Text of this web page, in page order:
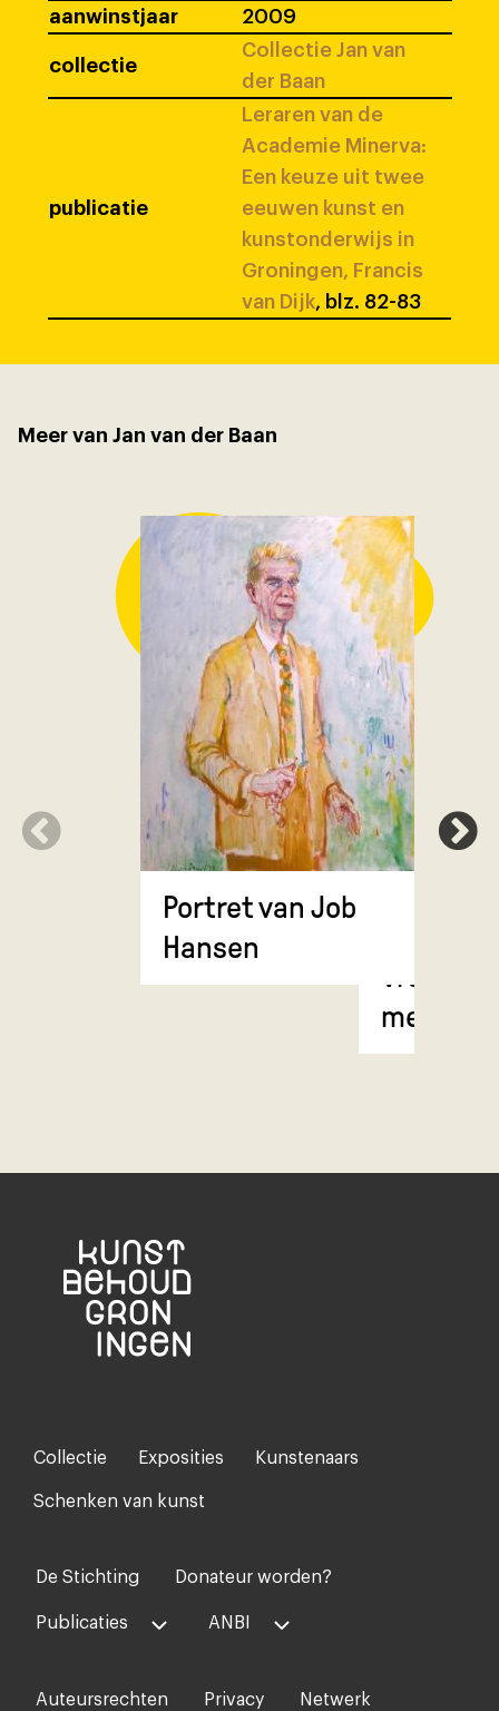
aanwinstjaar
2009
collectie
Collectie Jan van
der Baan
publicatie
Leraren van de
Academie Minerva:
Een keuze uit twee
eeuwen kunst en
kunstonderwijs in
Groningen, Francis
van Dijk, blz. 82-83
Meer van Jan van der Baan
Portret van Job
Hansen
Vrouw, in
Footer-
menu
Collectie Exposities Kunstenaars
Schenken van kunst
Voet
midden
De Stichting Donateur worden?
Publicaties ANBI
Voet
Auteursrechten Privacy Netwerk